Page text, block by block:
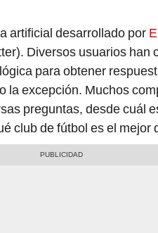
artificial desarrollado por
Diversos usuarios han
para obtener
la excepción. Muchos
preguntas, desde cuál
club de fútbol es el mejor